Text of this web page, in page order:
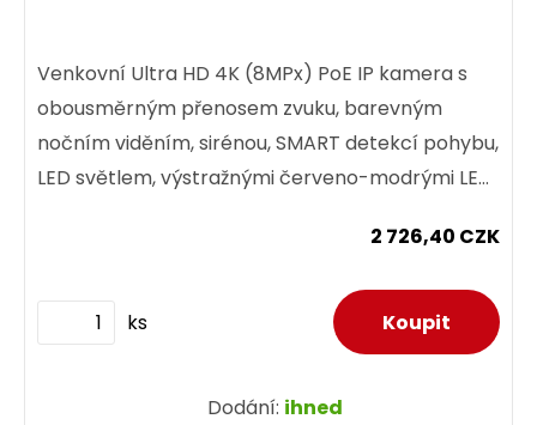
Venkovní Ultra HD 4K (8MPx) PoE IP kamera s
obousměrným přenosem zvuku, barevným
nočním viděním, sirénou, SMART detekcí pohybu,
LED světlem, výstražnými červeno-modrými LED,
2 726,40 CZK
ks
Dodání: ihned